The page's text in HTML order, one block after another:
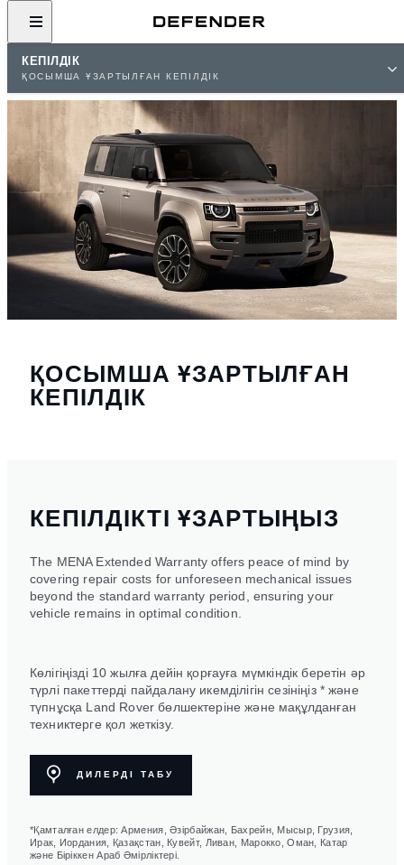
КЕПІЛДІК
ҚОСЫМША ҰЗАРТЫЛҒАН КЕПІЛДІК
ҚОСЫМША ҰЗАРТЫЛҒАН
КЕПІЛДІК
КЕПІЛДІКТІ ҰЗАРТЫҢЫЗ
The MENA Extended Warranty offers peace of mind by
covering repair costs for unforeseen mechanical issues
beyond the standard warranty period, ensuring your
vehicle remains in optimal condition.
Көлігіңізді 10 жылға дейін қорғауға мүмкіндік беретін әр
түрлі пакеттерді пайдалану икемділігін сезініңіз * және
түпнұсқа Land Rover бөлшектеріне және мақұлданған
техниктерге қол жеткізу.
ДИЛЕРДІ ТАБУ
*Қамталған елдер: Армения, Әзірбайжан, Бахрейн, Мысыр, Грузия,
Ирак, Иордания, Қазақстан, Кувейт, Ливан, Марокко, Оман, Катар
және Біріккен Араб Әмірліктері.